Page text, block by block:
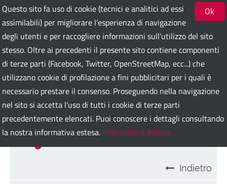
Ok
Questo sito fa uso di cookie (tecnici e analitici ad essi
assimilabili) per migliorare l'esperienza di navigazione
degli utenti e per raccogliere informazioni sull'utilizzo del sito
stesso. Oltre ai precedenti il presente sito contiene componenti
di terze parti (Facebook, Twitter, OpenStreetMap, ecc...) che
utilizzano cookie di profilazione a fini pubblicitari per i quali è
necessario prestare il consenso. Proseguendo nella navigazione
nel sito si accetta l'uso di tutti i cookie di terze parti
precedentemente elencati. Puoi conoscere i dettagli consultando
la nostra informativa estesa. Informativa estesa
Bari Guest Card
ITA ENG DEU SPA FRA RUS
Palazzo Ateneo
Indietro